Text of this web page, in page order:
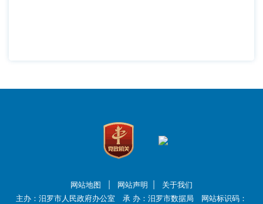
网站地图 网站声明
关于我们
主办：汨罗市人民政府办公室 承 办：汨罗市数据局 网站标识码：